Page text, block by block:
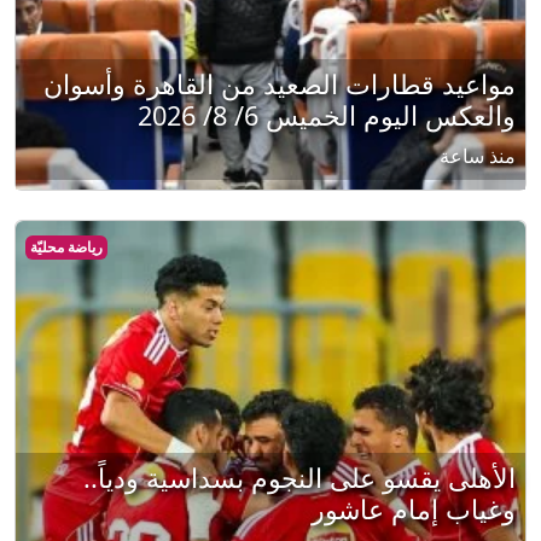
مواعيد قطارات الصعيد من القاهرة وأسوان
والعكس اليوم الخميس 6/ 8/ 2026
منذ ساعة
رياضة محليّة
الأهلى يقسو على النجوم بسداسية ودياً..
وغياب إمام عاشور